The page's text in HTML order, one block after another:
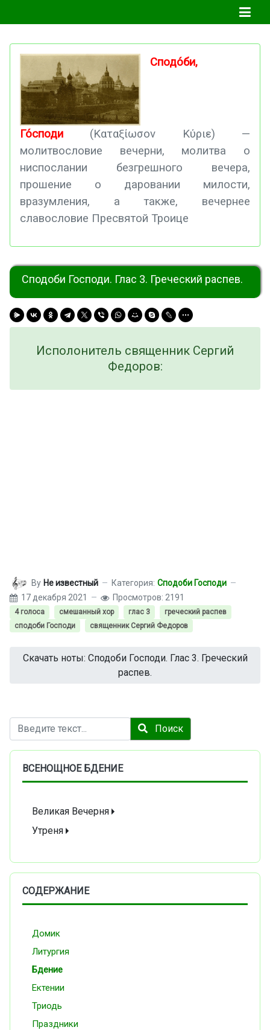
Сподо́би,
Го́споди (Καταξίωσον Κύριε) —
молитвословие вечерни, молитва о
ниспослании безгрешного вечера,
прошение о даровании милости,
вразумления, а также, вечернее
славословие Пресвятой Троице
Сподоби Господи. Глас 3. Греческий распев.
Исполонитель священник Сергий
Федоров:
By Не известный Категория: Сподоби Господи
17 декабря 2021
Просмотров: 2191
4 голоса смешанный хор глас 3
греческий распев
сподоби Господи
священник Сергий Федоров
Скачать ноты: Сподоби Господи. Глас 3. Греческий
распев.
Поиск Поиск
ВСЕНОЩНОЕ БДЕНИЕ
Великая Вечерня
Утреня
СОДЕРЖАНИЕ
Домик
Литургия
Бдение
Ектении
Триодь
Праздники